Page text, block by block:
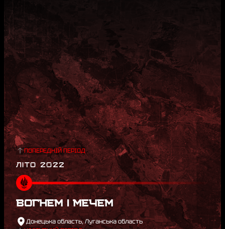
ПОПЕРЕДНІЙ ПЕРІОД
ЛІТО 2022
ВОГНЕМ І МЕЧЕМ
Донецька область, Луганська область